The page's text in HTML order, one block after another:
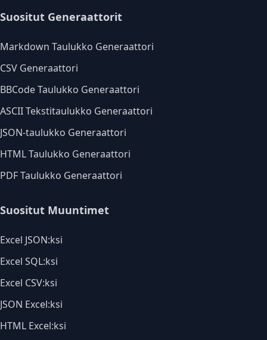
Suositut Generaattorit
Markdown Taulukko Generaattori
CSV Generaattori
BBCode Taulukko Generaattori
ASCII Tekstitaulukko Generaattori
JSON-taulukko Generaattori
HTML Taulukko Generaattori
PDF Taulukko Generaattori
Suositut Muuntimet
Excel JSON:ksi
Excel SQL:ksi
Excel CSV:ksi
JSON Excel:ksi
HTML Excel:ksi